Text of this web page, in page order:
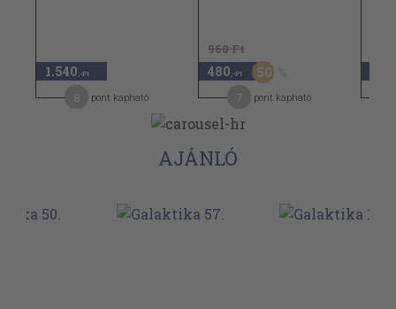
1.540 ,-Ft
pont kapható
960 Ft
480 ,-Ft 50
pont kapható
AJÁNLÓ